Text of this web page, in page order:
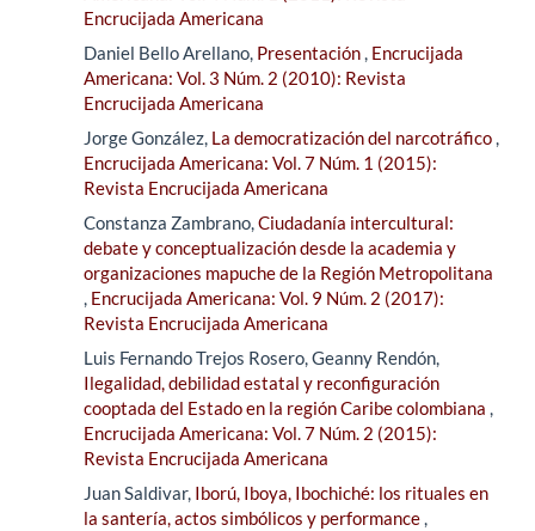
Encrucijada Americana
Daniel Bello Arellano, Presentación, Encrucijada
Americana: Vol. 3 Núm. 2 (2010): Revista
Encrucijada Americana
Jorge González, La democratización del narcotráfico,
Encrucijada Americana: Vol. 7 Núm. 1 (2015):
Revista Encrucijada Americana
Constanza Zambrano,Ciudadanía intercultural:
debate y conceptualización desde la academia y
organizaciones mapuche de la Región Metropolitana
, Encrucijada Americana: Vol. 9 Núm. 2 (2017):
Revista Encrucijada Americana
Luis Fernando Trejos Rosero, Geanny Rendón,
Ilegalidad, debilidad estatal y reconfiguración
cooptada del Estado en la región Caribe colombiana ,
Encrucijada Americana: Vol. 7 Núm. 2 (2015):
Revista Encrucijada Americana
Juan Saldivar, Iború, Iboya, Ibochiché: los rituales en
la santería, actos simbólicos y performance,